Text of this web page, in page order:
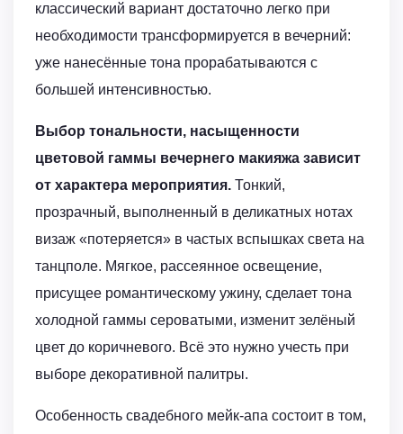
классический вариант достаточно легко при
необходимости трансформируется в вечерний:
уже нанесённые тона прорабатываются с
большей интенсивностью.
Выбор тональности, насыщенности
цветовой гаммы вечернего макияжа зависит
от характера мероприятия. Тонкий,
прозрачный, выполненный в деликатных нотах
визаж «потеряется» в частых вспышках света на
танцполе. Мягкое, рассеянное освещение,
присущее романтическому ужину, сделает тона
холодной гаммы сероватыми, изменит зелёный
цвет до коричневого. Всё это нужно учесть при
выборе декоративной палитры.
Особенность свадебного мейк-апа состоит в том,